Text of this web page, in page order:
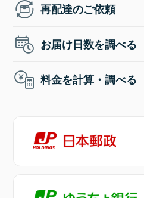
再配達のご依頼
お届け日数を調べる
料金を計算・調べる